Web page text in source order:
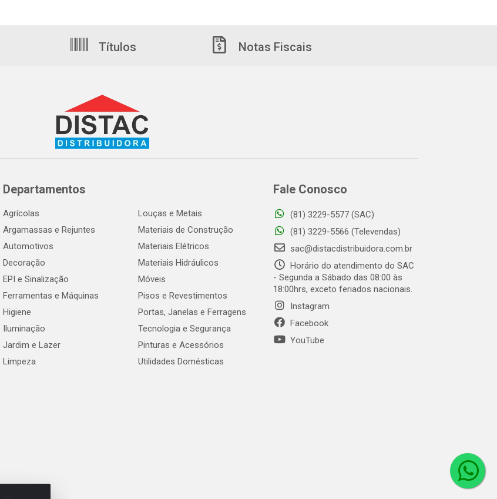
Títulos Notas Fiscais
Departamentos
Agrícolas
Argamassas e Rejuntes
Automotivos
Decoração
EPI e Sinalização
Ferramentas e Máquinas
Higiene
Iluminação
Jardim e Lazer
Limpeza
Louças e Metais
Materiais de Construção
Materiais Elétricos
Materiais Hidráulicos
Móveis
Pisos e Revestimentos
Portas, Janelas e Ferragens
Tecnologia e Segurança
Pinturas e Acessórios
Utilidades Domésticas
Fale Conosco
(81) 3229-5577 (SAC)
(81) 3229-5566 (Televendas)
sac@distacdistribuidora.com.br
Horário do atendimento do SAC
- Segunda a Sábado das 08:00 às
18:00hrs, exceto feriados nacionais.
Instagram
Facebook
YouTube